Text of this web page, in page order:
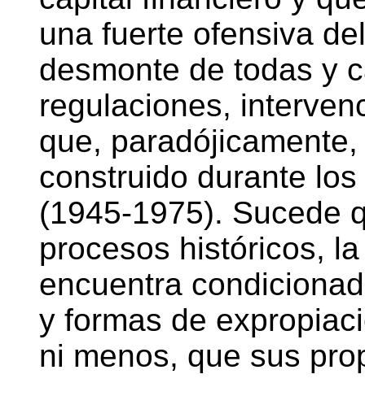
una fuerte ofensiva
desmonte de todas y
regulaciones,
que,
construido durante
(1945-1975). Sucede
procesos históricos,
encuentra
y formas de
ni menos, que sus